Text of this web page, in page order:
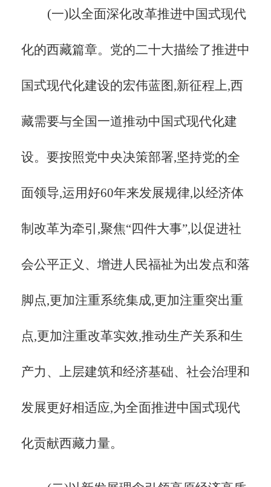
(一)以全面深化改革推进中国式现代
化的西藏篇章。党的二十大描绘了推进中
国式现代化建设的宏伟蓝图,新征程上,西
藏需要与全国一道推动中国式现代化建
设。要按照党中央决策部署,坚持党的全
面领导,运用好60年来发展规律,以经济体
制改革为牵引,聚焦“四件大事”,以促进社
会公平正义、增进人民福祉为出发点和落
脚点,更加注重系统集成,更加注重突出重
点,更加注重改革实效,推动生产关系和生
产力、上层建筑和经济基础、社会治理和
发展更好相适应,为全面推进中国式现代
化贡献西藏力量。